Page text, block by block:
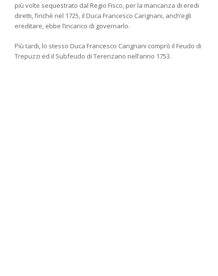
più volte sequestrato dal Regio Fisco, per la mancanza di eredi
diretti, finchè nel 1725, il Duca Francesco Carignani, anch’egli
ereditare, ebbe l’incarico di governarlo.
Più tardi, lo stesso Duca Francesco Carignani comprò il Feudo di
Trepuzzi ed il Subfeudo di Terenzano nell’anno 1753.